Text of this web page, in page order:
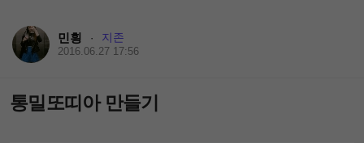
민힁 · 지존
2016.06.27 17:56
통밀또띠아 만들기